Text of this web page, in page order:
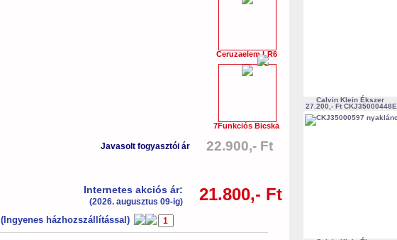
Ceruzaelem LR6
7Funkciós Bicska
Javasolt fogyasztói ár 22.900,- Ft
Internetes akciós ár:
(2026. augusztus 09-ig) 21.800,- Ft
(Ingyenes házhozszállítással)
Calvin Klein Ékszer
27.200,- Ft CKJ35000448E